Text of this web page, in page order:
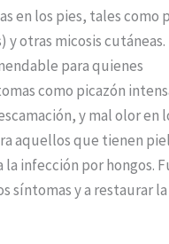
en los pies, tales como
otras micosis cutáneas.
para quienes
como picazón
y mal olor en
aquellos que tienen
infección por hongos.
síntomas y a restaurar